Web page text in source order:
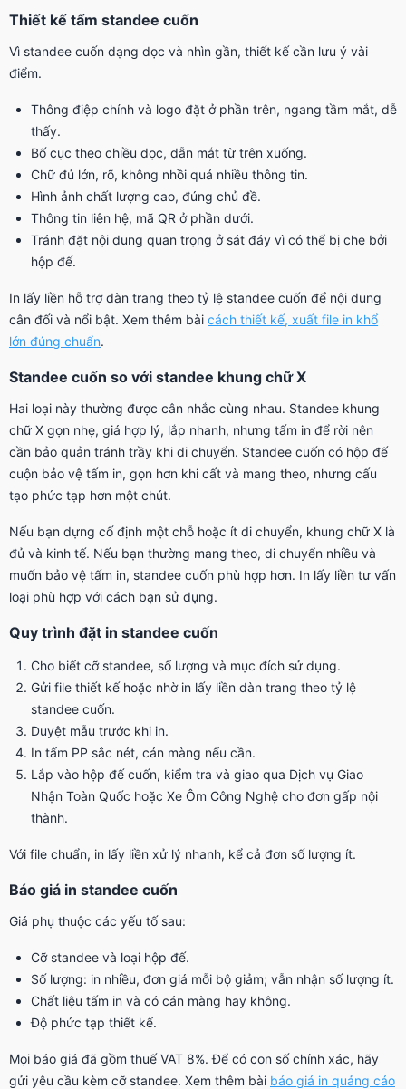
Thiết kế tấm standee cuốn
Vì standee cuốn dạng dọc và nhìn gần, thiết kế cần lưu ý vài
điểm.
Thông điệp chính và logo đặt ở phần trên, ngang tầm mắt, dễ
thấy.
Bố cục theo chiều dọc, dẫn mắt từ trên xuống.
Chữ đủ lớn, rõ, không nhồi quá nhiều thông tin.
Hình ảnh chất lượng cao, đúng chủ đề.
Thông tin liên hệ, mã QR ở phần dưới.
Tránh đặt nội dung quan trọng ở sát đáy vì có thể bị che bởi
hộp đế.
In lấy liền hỗ trợ dàn trang theo tỷ lệ standee cuốn để nội dung
cân đối và nổi bật. Xem thêm bài cách thiết kế, xuất file in khổ
lớn đúng chuẩn.
Standee cuốn so với standee khung chữ X
Hai loại này thường được cân nhắc cùng nhau. Standee khung
chữ X gọn nhẹ, giá hợp lý, lắp nhanh, nhưng tấm in để rời nên
cần bảo quản tránh trầy khi di chuyển. Standee cuốn có hộp đế
cuộn bảo vệ tấm in, gọn hơn khi cất và mang theo, nhưng cấu
tạo phức tạp hơn một chút.
Nếu bạn dựng cố định một chỗ hoặc ít di chuyển, khung chữ X là
đủ và kinh tế. Nếu bạn thường mang theo, di chuyển nhiều và
muốn bảo vệ tấm in, standee cuốn phù hợp hơn. In lấy liền tư vấn
loại phù hợp với cách bạn sử dụng.
Quy trình đặt in standee cuốn
Cho biết cỡ standee, số lượng và mục đích sử dụng.
Gửi file thiết kế hoặc nhờ in lấy liền dàn trang theo tỷ lệ
standee cuốn.
Duyệt mẫu trước khi in.
In tấm PP sắc nét, cán màng nếu cần.
Lắp vào hộp đế cuốn, kiểm tra và giao qua Dịch vụ Giao
Nhận Toàn Quốc hoặc Xe Ôm Công Nghệ cho đơn gấp nội
thành.
Với file chuẩn, in lấy liền xử lý nhanh, kể cả đơn số lượng ít.
Báo giá in standee cuốn
Giá phụ thuộc các yếu tố sau:
Cỡ standee và loại hộp đế.
Số lượng: in nhiều, đơn giá mỗi bộ giảm; vẫn nhận số lượng ít.
Chất liệu tấm in và có cán màng hay không.
Độ phức tạp thiết kế.
Mọi báo giá đã gồm thuế VAT 8%. Để có con số chính xác, hãy
gửi yêu cầu kèm cỡ standee. Xem thêm bài báo giá in quảng cáo